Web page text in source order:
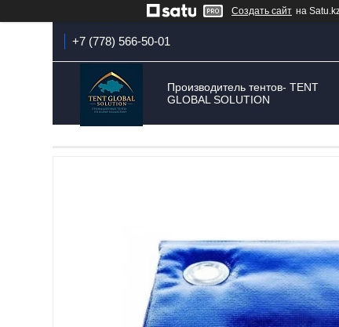
Создать сайт на
+7 (778) 566-50-01
Производитель тентов- TENT
GLOBAL SOLUTION